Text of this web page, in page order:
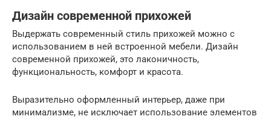
Дизайн современной прихожей
Выдержать современный стиль прихожей можно с
использованием в ней встроенной мебели. Дизайн
современной прихожей, это лаконичность,
функциональность, комфорт и красота.
Выразительно оформленный интерьер, даже при
минимализме, не исключает использование элементов